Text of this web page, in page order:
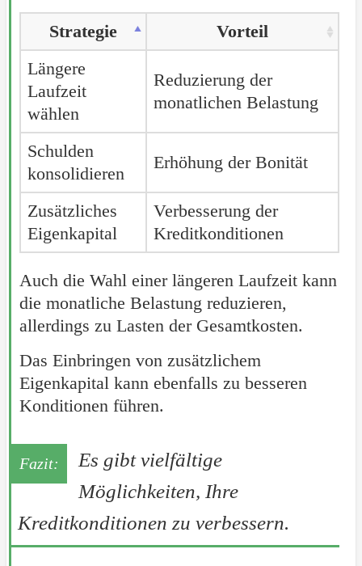
Strategie
Vorteil
Längere
Laufzeit
wählen
Reduzierung der
monatlichen Belastung
Schulden
konsolidieren
Erhöhung der Bonität
Zusätzliches
Eigenkapital
Verbesserung der
Kreditkonditionen
Auch die Wahl einer längeren Laufzeit kann
die monatliche Belastung reduzieren,
allerdings zu Lasten der Gesamtkosten.
Das Einbringen von zusätzlichem
Eigenkapital kann ebenfalls zu besseren
Konditionen führen.
Es gibt vielfältige
Möglichkeiten, Ihre
Kreditkonditionen zu verbessern.